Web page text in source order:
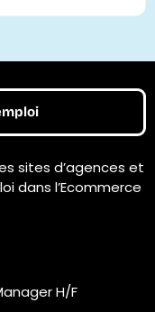
sites d’agences et
dans l’Ecommerce
H/F